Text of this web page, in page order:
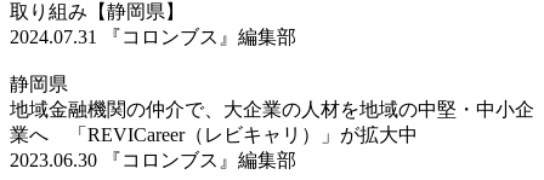
取り組み【静岡県】
2024.07.31
『コロンブス』編集部
静岡県
地域金融機関の仲介で、大企業の人材を地域の中堅・中小企
業へ 「REVICareer（レビキャリ）」が拡大中
2023.06.30
『コロンブス』編集部